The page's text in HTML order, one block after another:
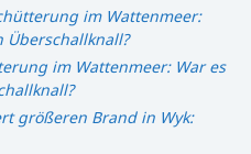
im Wattenmeer:
Überschallknall?
im Wattenmeer: War es
größeren Brand in Wyk: